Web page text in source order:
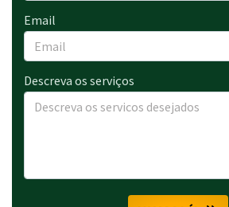
Email
Descreva os serviços